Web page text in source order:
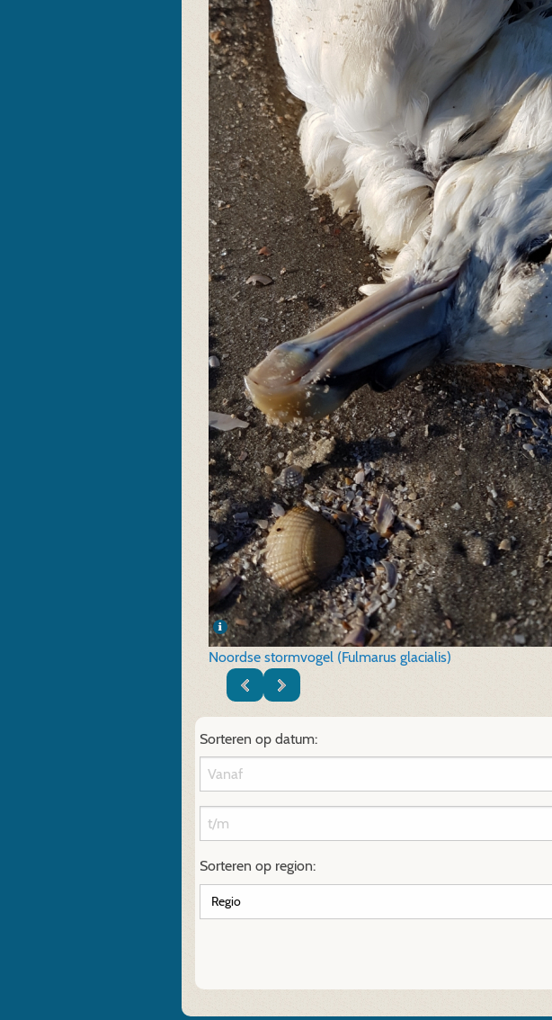
Noordse stormvogel (Fulmarus glacialis)
Sorteren op datum:
Sorteren op region: